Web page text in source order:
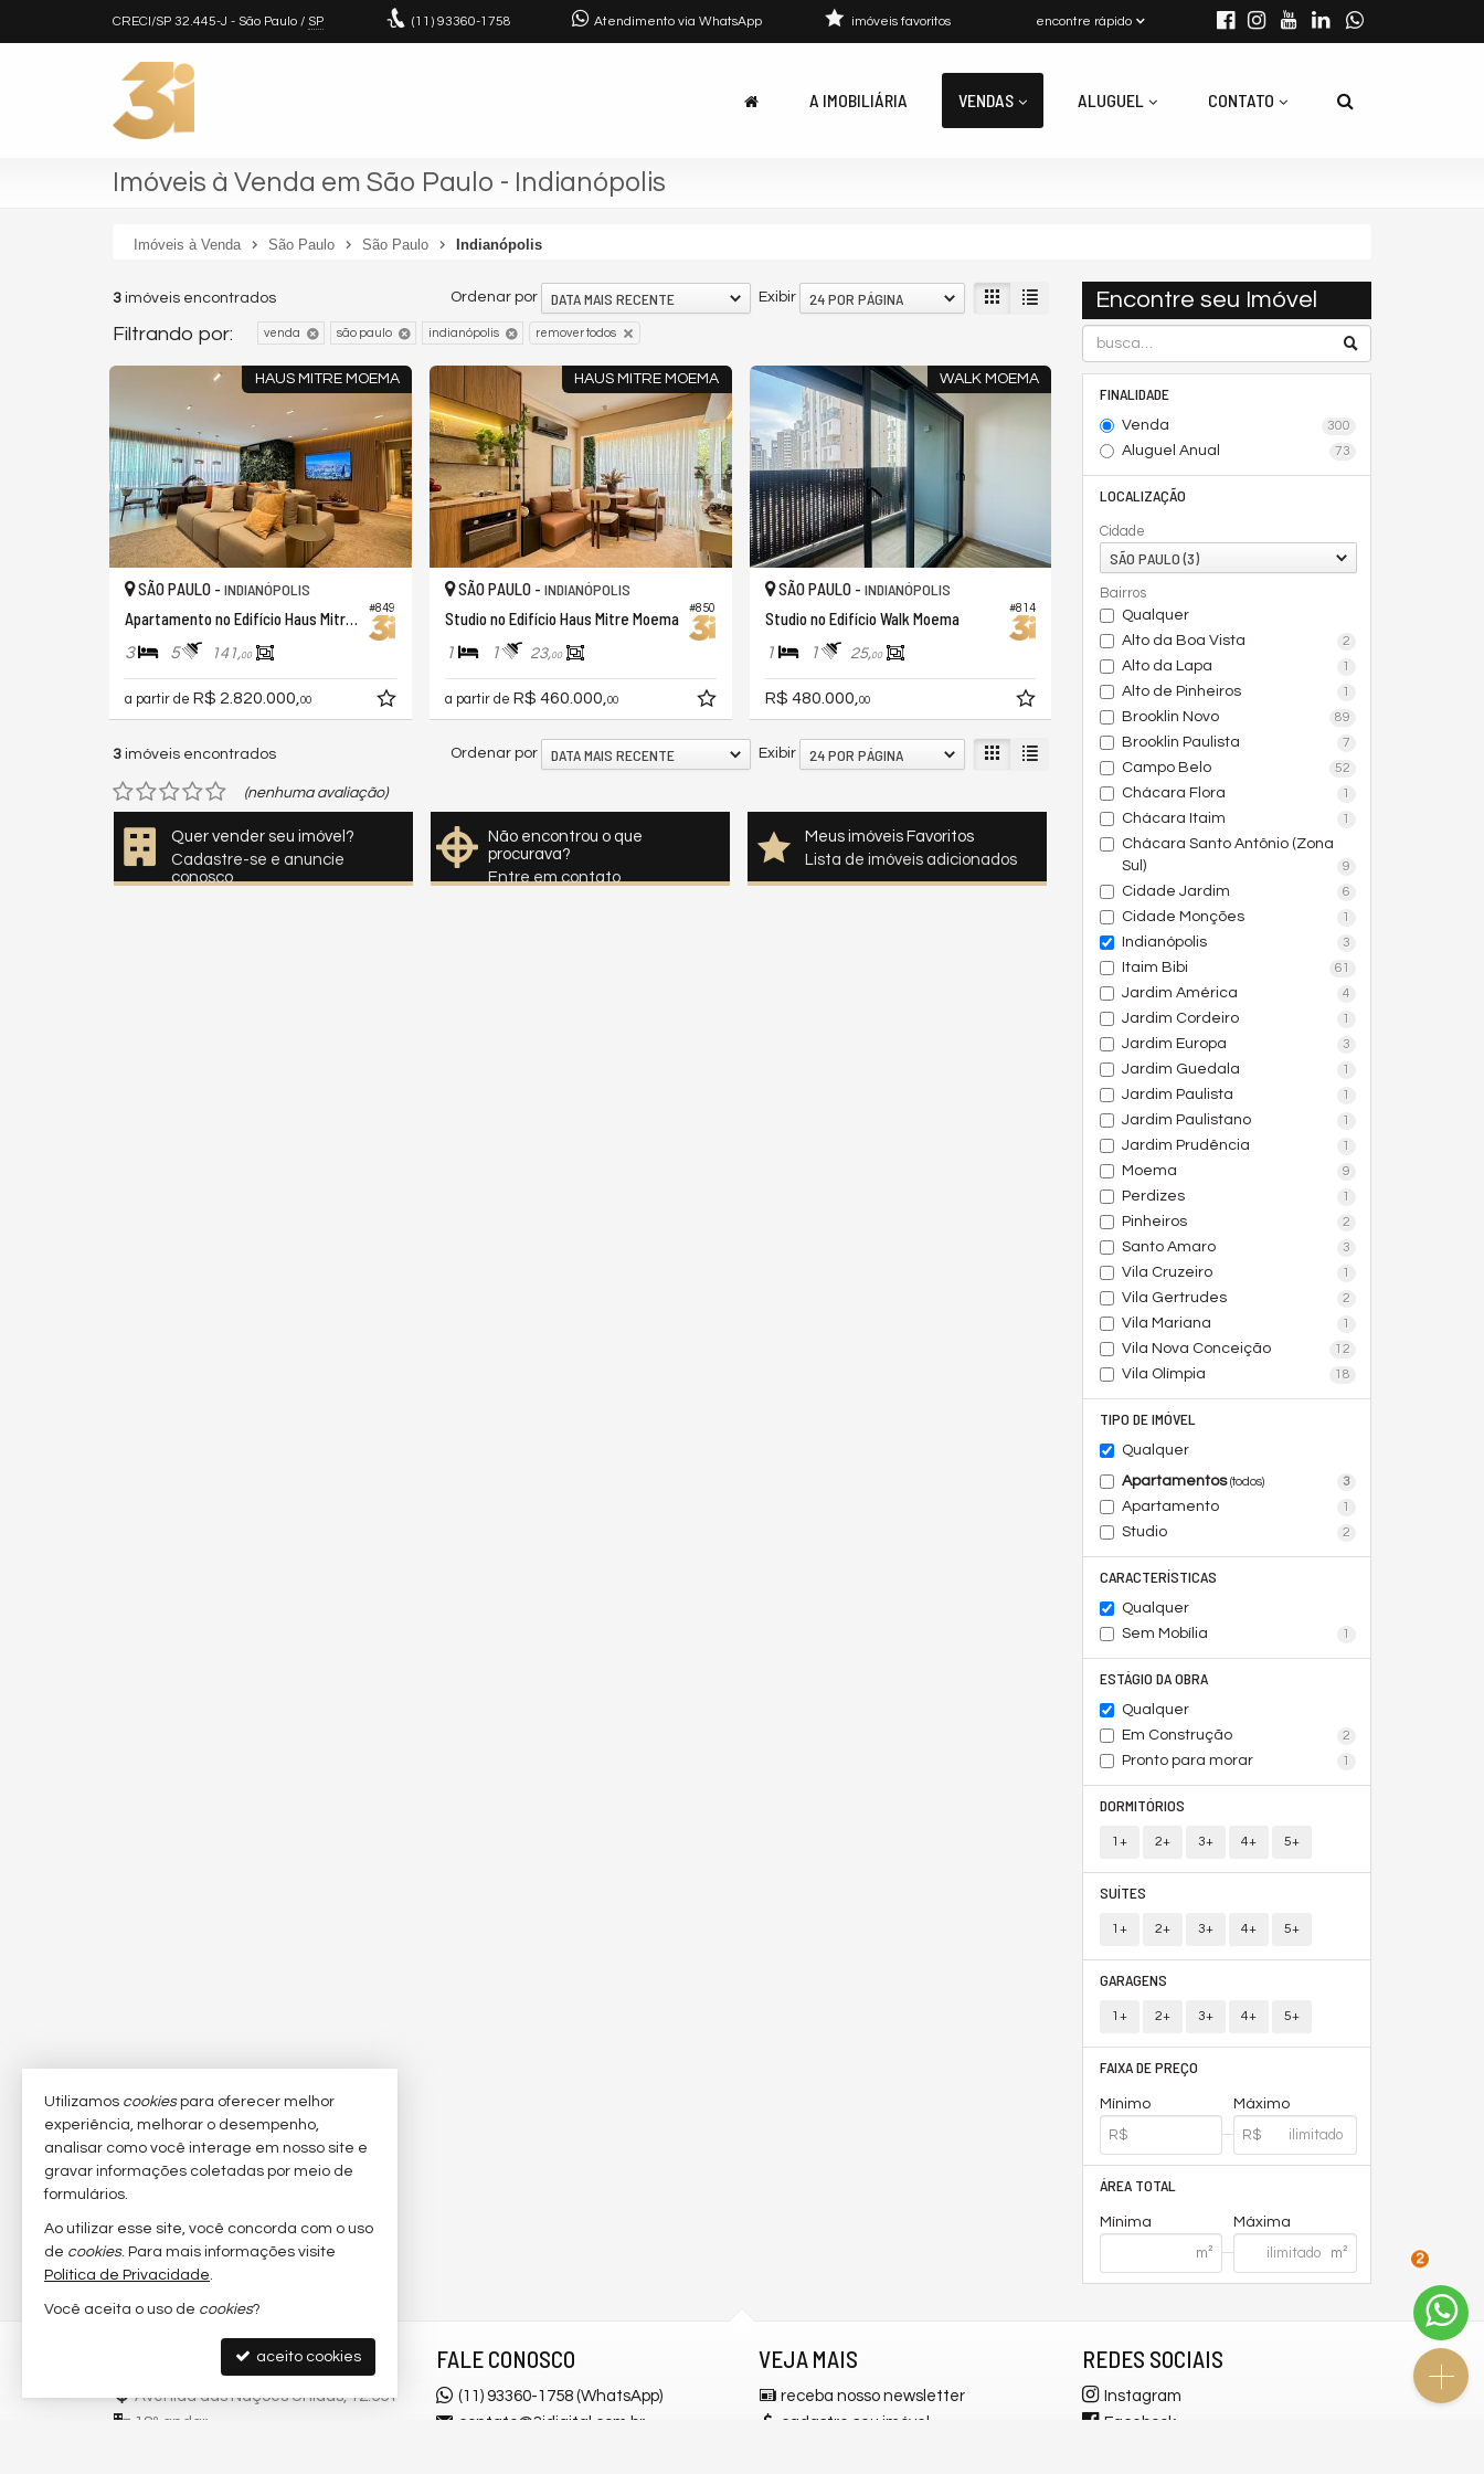
CRECI/SP 32.445-J - São Paulo / SP (11) 93360-1758 Atendimento via WhatsApp encontre rápido
imóveis favoritos
A IMOBILIÁRIA VENDAS ALUGUEL CONTATO
Imóveis à Venda em São Paulo - Indianópolis
Imóveis à Venda São Paulo São Paulo Indianópolis
Encontre seu Imóvel
FINALIDADE
Venda 300
Aluguel Anual 73
LOCALIZAÇÃO
Cidade
SÃO PAULO (3)
Bairros
Qualquer
Alto da Boa Vista
2
Alto da Lapa 1
Alto de Pinheiros 1
Brooklin Novo 89
Brooklin Paulista 7
Campo Belo 52
Chácara Flora 1
Chácara Itaim 1
Chácara Santo Antônio (Zona
Sul)
9
Cidade Jardim 6
Cidade Monções 1
Indianópolis 3
Itaim Bibi 61
Jardim América 4
Jardim Cordeiro 1
Jardim Europa 3
Jardim Guedala 1
Jardim Paulista 1
Jardim Paulistano 1
Jardim Prudência 1
Moema 9
Perdizes 1
Pinheiros 2
Santo Amaro 3
Vila Cruzeiro 1
Vila Gertrudes 2
Vila Mariana 1
Vila Nova Conceição 12
Vila Olímpia 18
TIPO DE IMÓVEL
Qualquer
Apartamentos(todos) 3
Apartamento 1
Studio 2
CARACTERÍSTICAS
Qualquer
Sem Mobília
1
ESTÁGIO DA OBRA
Qualquer
Em Construção
2
Pronto para morar 1
DORMITÓRIOS
1+ 2+ 3+ 4+ 5+
SUÍTES
1+ 2+ 3+ 4+ 5+
GARAGENS
1+ 2+ 3+ 4+ 5+
FAIXA DE PREÇO
Mínimo Máximo
ÁREA TOTAL
Mínima Máxima
3 imóveis encontrados Exibir 24 POR PÁGINA
Ordenar por DATA MAIS RECENTE
Filtrando por: venda são paulo indianópolis remover todos
HAUS MITRE MOEMA
#849
SÃO PAULO - INDIANÓPOLIS
Apartamento no Edifício Haus Mitre Moema
3 5 141,00
a partir de R$ 2.820.000, 00
HAUS MITRE MOEMA
#850
SÃO PAULO - INDIANÓPOLIS
Studio no Edifício Haus Mitre Moema
1 1 23,00
a partir de R$ 460.000, 00
WALK MOEMA
#814
SÃO PAULO - INDIANÓPOLIS
Studio no Edifício Walk Moema
1 1 25,00
R$ 480.000, 00
3 imóveis encontrados Exibir 24 POR PÁGINA
Ordenar por DATA MAIS RECENTE
(nenhuma avaliação)
Quer vender seu imóvel?
Cadastre-se e anuncie
conosco
Não encontrou o que
procurava?
Entre em contato
Meus imóveis Favoritos
Lista de imóveis adicionados
Avenida das Nações Unidas, 12.551
18º andar
FALE CONOSCO
(11) 93360-1758 (WhatsApp)
contato@3idigital.com.br
VEJA MAIS
receba nosso newsletter
cadastre seu imóvel
REDES SOCIAIS
Instagram
Facebook
2
Utilizamos cookiespara oferecer melhor
experiência, melhorar o desempenho,
analisar como você interage em nosso site e
gravar informações coletadas por meio de
formulários.
Ao utilizar esse site, você concorda com o uso
de cookies. Para mais informações visite
Política de Privacidade.
Você aceita o uso de cookies?
aceito cookies